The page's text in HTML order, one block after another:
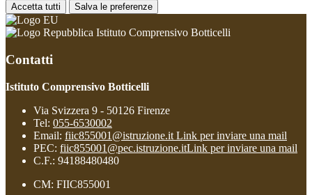
Accetta tutti Salva le preferenze
Istituto Comprensivo Botticelli
Contatti
Istituto Comprensivo Botticelli
Via Svizzera 9 - 50126 Firenze
Tel: 055-6530002
Email: fiic855001@istruzione.it Link per inviare una mail
PEC: fiic855001@pec.istruzione.itLink per inviare una mail
C.F.: 94188480480
CM: FIIC855001